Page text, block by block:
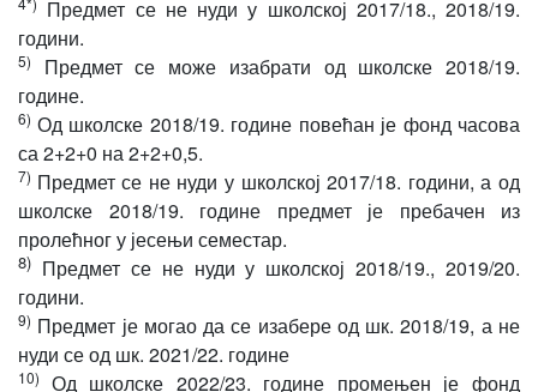
Предмет се не нуди у школској 2017/18., 2018/19.
години.
5)
Предмет се може изабрати од школске 2018/19.
године.
6) Од школске 2018/19. године повећан је фонд часова
са 2+2+0 на 2+2+0,5.
7) Предмет се не нуди у школској 2017/18. години, а од
школске 2018/19. године предмет је пребачен из
пролећног у јесењи семестар.
8) Предмет се не нуди у школској 2018/19., 2019/20.
години.
9) Предмет је могао да се изабере од шк. 2018/19, а не
нуди се од шк. 2021/22. године
10) Од школске 2022/23. године промењен је фонд